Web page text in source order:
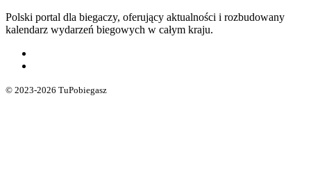
Polski portal dla biegaczy, oferujący aktualności i rozbudowany
kalendarz wydarzeń biegowych w całym kraju.
© 2023-2026 TuPobiegasz